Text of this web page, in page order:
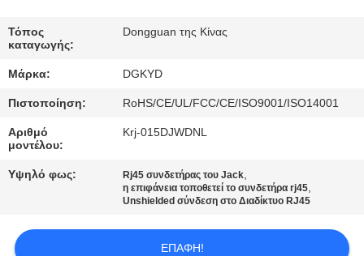
ΠΟΙΟΤΙΚΌΣ
ΈΛΕΓΧΟΣ
ΜΑΣ
ΕΛΆΤΕ
ΣΕ
Τόπος
καταγωγής:
Dongguan της Κίνας
Μάρκα: DGKYD
Πιστοποίηση: RoHS/CE/UL/FCC/CE/ISO9001/ISO14001
Αριθμό
μοντέλου:
Krj-015DJWDNL
Υψηλό φως: Rj45 συνδετήρας του Jack,
η επιφάνεια τοποθετεί το συνδετήρα rj45,
Unshielded σύνδεση στο Διαδίκτυο RJ45
ΕΠΑΦΉ!